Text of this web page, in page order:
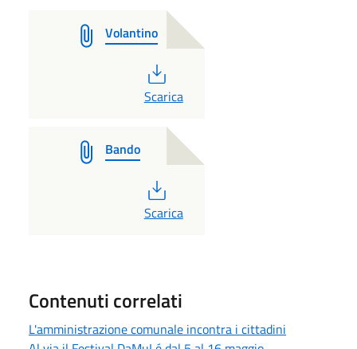
Volantino
PDF
Scarica
Bando
PDF
Scarica
Contenuti correlati
L'amministrazione comunale incontra i cittadini